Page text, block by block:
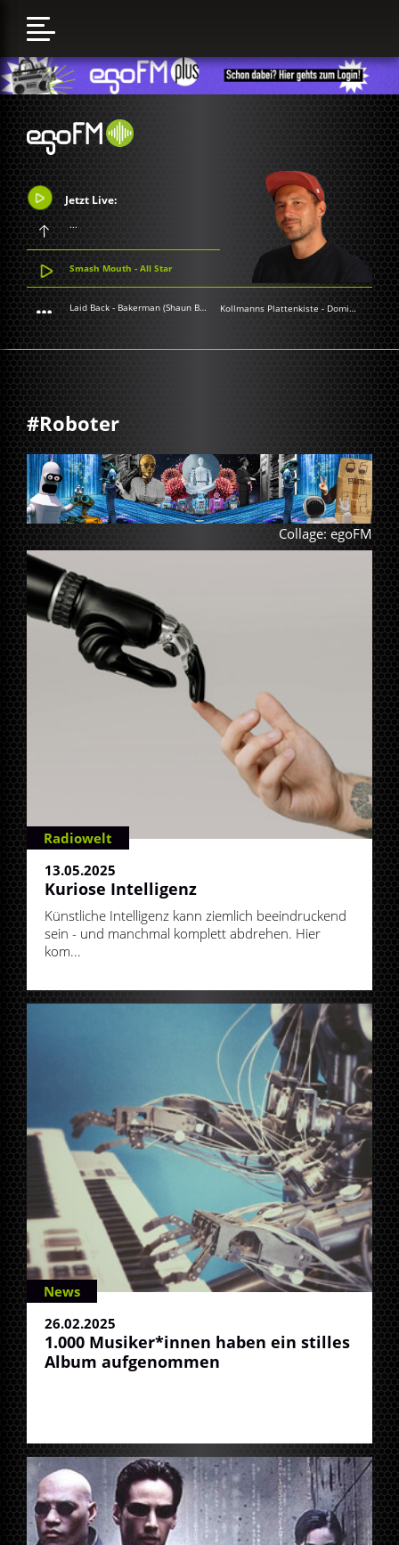
Jetzt Live:
...
Smash Mouth - All Star
Laid Back - Bakerman (Shaun Baker Remix) Kollmanns Plattenkiste - Dominik Kollmann
#Roboter
Collage: egoFM
Radiowelt
13.05.2025
Kuriose Intelligenz
Künstliche Intelligenz kann ziemlich beeindruckend
sein - und manchmal komplett abdrehen. Hier
kom...
News
26.02.2025
1.000 Musiker*innen haben ein stilles
Album aufgenommen